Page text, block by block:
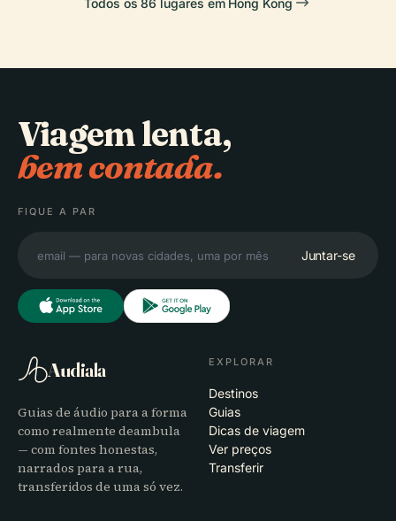
Viagem lenta,
bem contada.
FIQUE A PAR
Juntar-se
Audiala
Guias de áudio para a forma
como realmente deambula
— com fontes honestas,
narrados para a rua,
transferidos de uma só vez.
EXPLORAR
Destinos
Guias
Dicas de viagem
Ver preços
Transferir